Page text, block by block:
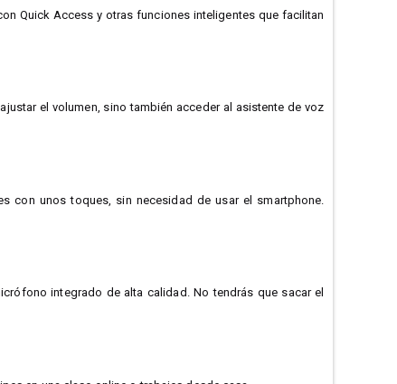
Quick Access y otras funciones inteligentes que facilitan
el volumen, sino también acceder al asistente de voz
con unos toques, sin necesidad de usar el smartphone.
integrado de alta calidad. No tendrás que sacar el